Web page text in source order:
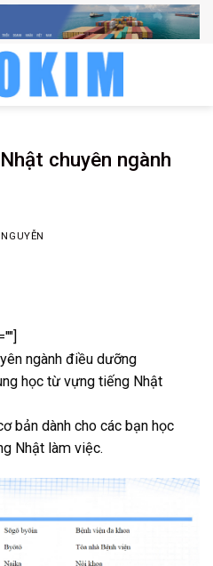
chuyên ngành
ngành điều dưỡng
học từ vựng tiếng Nhật
bản dành cho các bạn học
Nhật làm việc.